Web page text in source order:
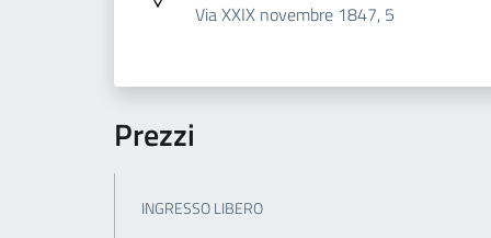
Via XXIX novembre 1847, 5
Prezzi
INGRESSO LIBERO